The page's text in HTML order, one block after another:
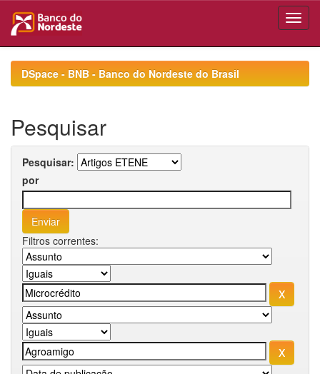
navigationDSpace - BNB - Banco do Nordeste do Brasil
Pesquisar
Pesquisar:
por
Filtros correntes: